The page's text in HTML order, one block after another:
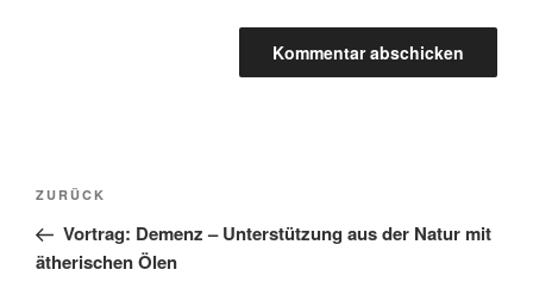
Beitragsnavigation
Vorheriger
Beitrag
ZURÜCK
Vortrag: Demenz – Unterstützung aus der Natur mit
ätherischen Ölen